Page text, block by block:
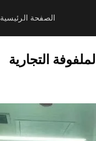
الصفحة الرئيسية
التجارية